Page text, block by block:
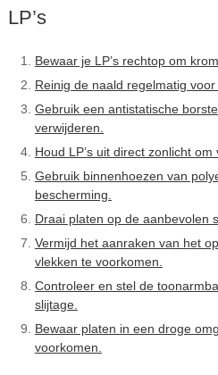
LP’s
Bewaar je LP’s rechtop om
Reinig de naald regelmatig
Gebruik een antistatische
verwijderen.
Houd LP’s uit direct zonlicht
Gebruik binnenhoezen van
bescherming.
Draai platen op de aanbevolen
Vermijd het aanraken van het
vlekken te voorkomen.
Controleer en stel de
slijtage.
Bewaar platen in een droge
voorkomen.